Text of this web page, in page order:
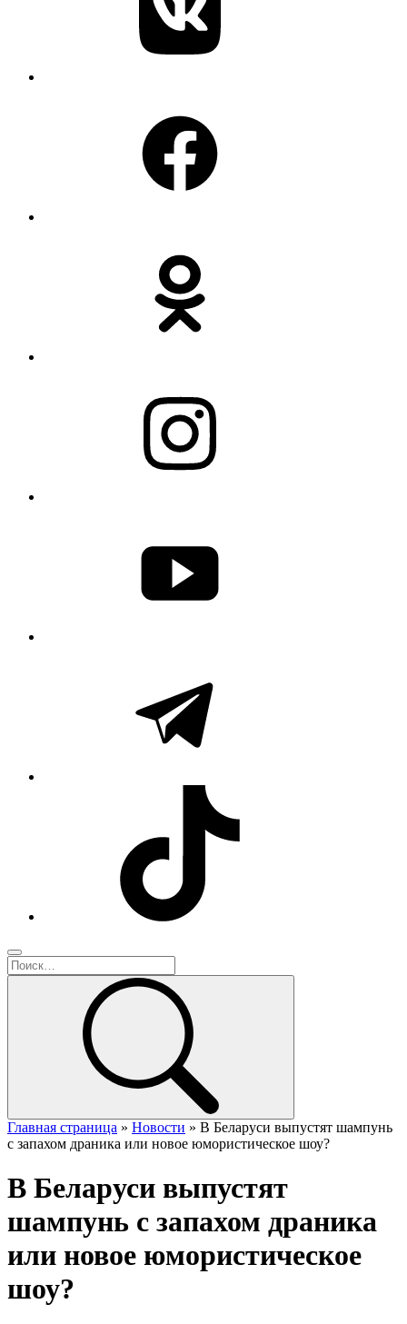
Главная страница » Новости » В Беларуси выпустят шампунь
с запахом драника или новое юмористическое шоу?
В Беларуси выпустят
шампунь с запахом драника
или новое юмористическое
шоу?